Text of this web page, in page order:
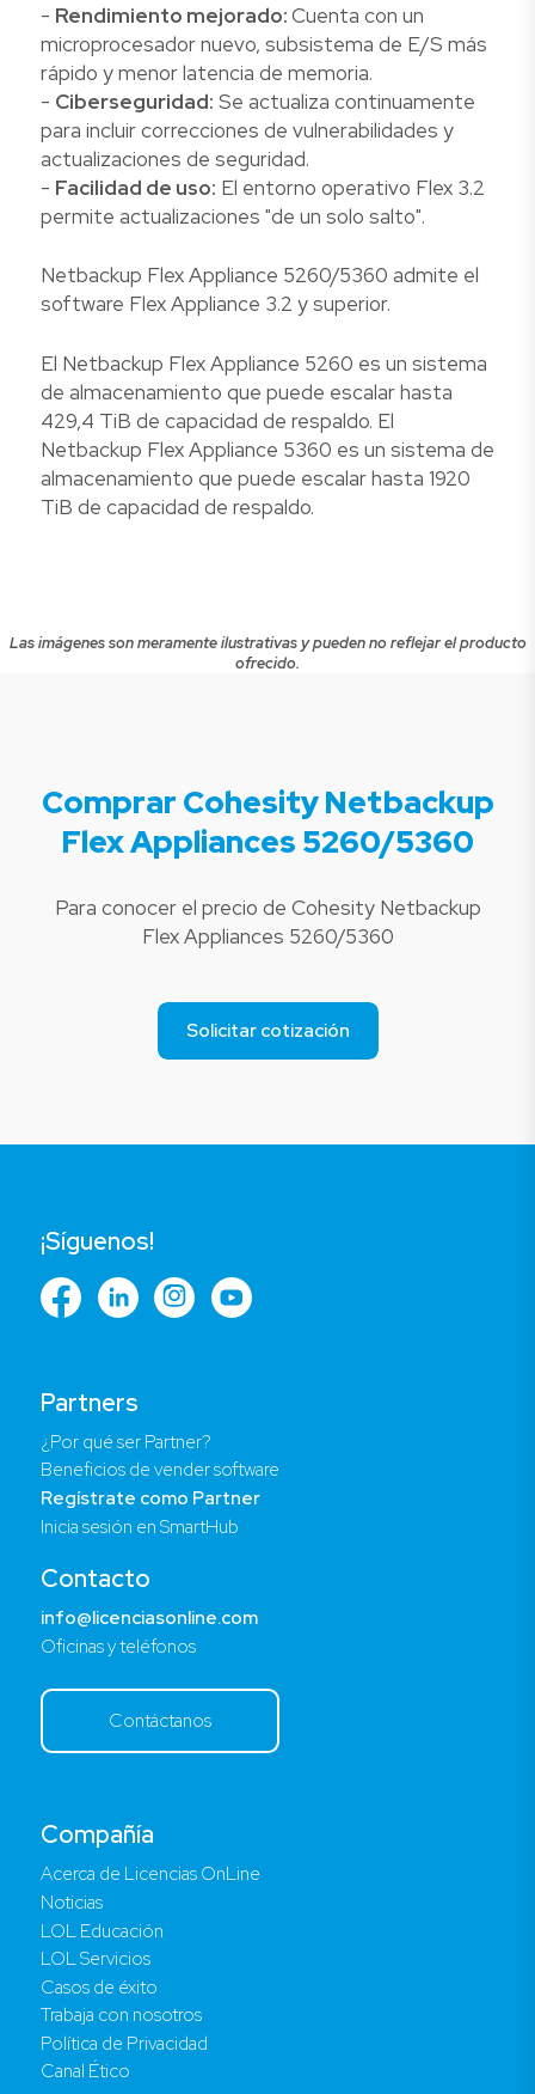
- Rendimiento mejorado:Cuenta con un
microprocesador nuevo, subsistema de E/S más
rápido y menor latencia de memoria.
- Ciberseguridad: Se actualiza continuamente
para incluir correcciones de vulnerabilidades y
actualizaciones de seguridad.
- Facilidad de uso: El entorno operativo Flex 3.2
permite actualizaciones "de un solo salto".
Netbackup Flex Appliance 5260/5360 admite el
software Flex Appliance 3.2 y superior.
El Netbackup Flex Appliance 5260 es un sistema
de almacenamiento que puede escalar hasta
429,4 TiB de capacidad de respaldo. El
Netbackup Flex Appliance 5360 es un sistema de
almacenamiento que puede escalar hasta 1920
TiB de capacidad de respaldo.
Las imágenes son meramente ilustrativas y pueden no reflejar el producto
ofrecido.
Comprar Cohesity Netbackup
Flex Appliances 5260/5360
Para conocer el precio de Cohesity Netbackup
Flex Appliances 5260/5360
Solicitar cotización
Compañía
Acerca de Licencias OnLine
Noticias
LOL Educación
LOL Servicios
Casos de éxito
Trabaja con nosotros
Política de Privacidad
Canal Ético
Partners
¿Por qué ser Partner?
Beneficios de vender software
Regístrate como Partner
Inicia sesión en SmartHub
Contacto
info@licenciasonline.com
Oficinas y teléfonos
Contáctanos
¡Síguenos!